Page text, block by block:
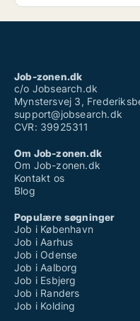
Job-zonen.dk
c/o Jobsearch.dk
Mynstersvej 3,
support@jobsearch.dk
CVR: 39925311
Om Job-zonen.dk
Om Job-zonen.dk
Kontakt os
Blog
Populære søgninger
Job i København
Job i Aarhus
Job i Odense
Job i Aalborg
Job i Esbjerg
Job i Randers
Job i Kolding